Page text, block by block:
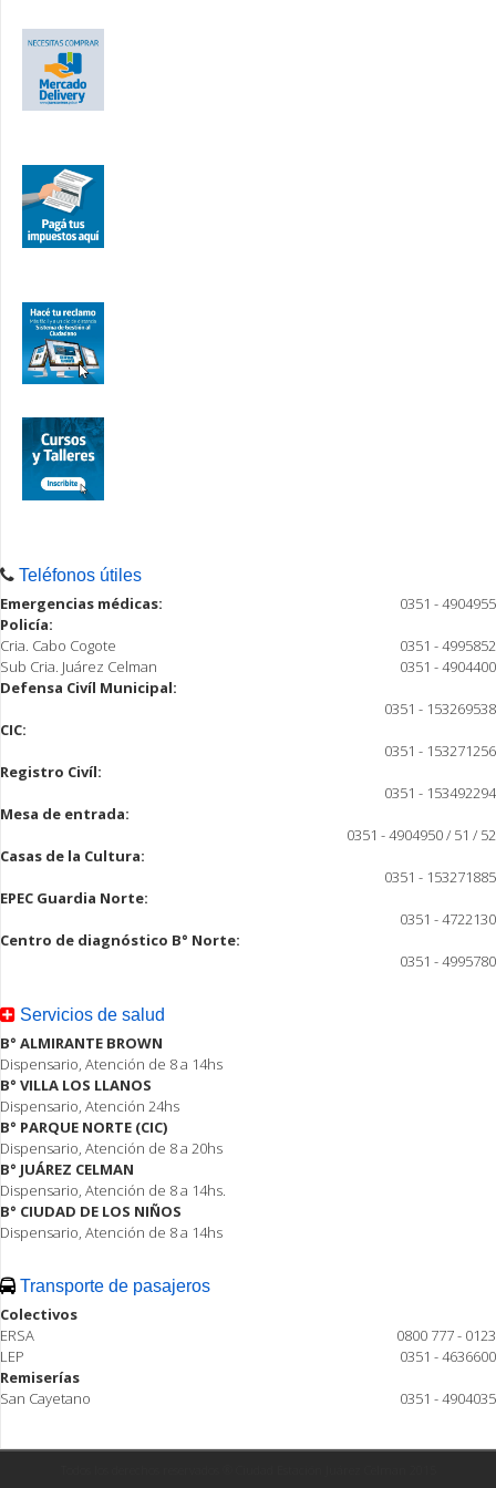
Teléfonos útiles
Emergencias médicas:
0351 - 4904955
Policía:
Cria. Cabo Cogote
0351 - 4995852
Sub Cria. Juárez Celman
0351 - 4904400
Defensa Civíl Municipal:
0351 - 153269538
CIC:
0351 - 153271256
Registro Civíl:
0351 - 153492294
Mesa de entrada:
0351 - 4904950 / 51 / 52
Casas de la Cultura:
0351 - 153271885
EPEC Guardia Norte:
0351 - 4722130
Centro de diagnóstico B° Norte:
0351 - 4995780
Servicios de salud
B° ALMIRANTE BROWN
Dispensario, Atención de 8 a 14hs
B° VILLA LOS LLANOS
Dispensario, Atención 24hs
B° PARQUE NORTE (CIC)
Dispensario, Atención de 8 a 20hs
B° JUÁREZ CELMAN
Dispensario, Atención de 8 a 14hs.
B° CIUDAD DE LOS NIÑOS
Dispensario, Atención de 8 a 14hs
Transporte de pasajeros
Colectivos
ERSA
0800 777 - 0123
LEP
0351 - 4636600
Remiserías
San Cayetano
0351 - 4904035